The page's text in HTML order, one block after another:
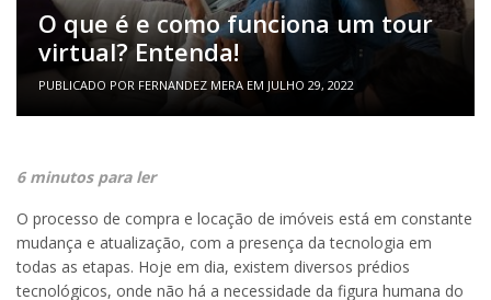
O que é e como funciona um tour
virtual? Entenda!
PUBLICADO POR FERNANDEZ MERA EM JULHO 29, 2022
6 minutos para ler
O processo de compra e locação de imóveis está em constante
mudança e atualização, com a presença da tecnologia em
todas as etapas. Hoje em dia, existem diversos prédios
tecnológicos, onde não há a necessidade da figura humana do